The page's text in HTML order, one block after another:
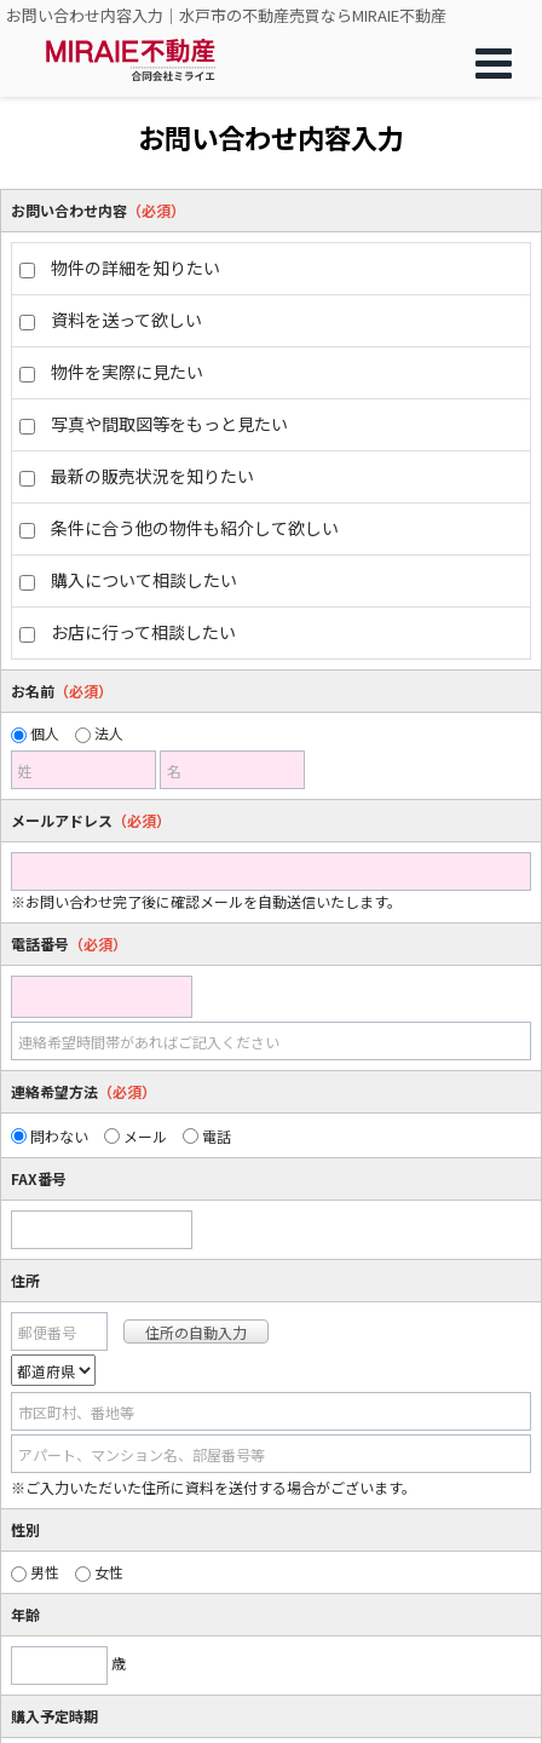
お問い合わせ内容入力｜水戸市の不動産売買ならMIRAIE不動産
お問い合わせ内容入力
お問い合わせ内容 （必須）
物件の詳細を知りたい
資料を送って欲しい
物件を実際に見たい
写真や間取図等をもっと見たい
最新の販売状況を知りたい
条件に合う他の物件も紹介して欲しい
購入について相談したい
お店に行って相談したい
お名前 （必須）
個人
法人
姓
名
メールアドレス （必須）
※お問い合わせ完了後に確認メールを自動送信いたします。
電話番号 （必須）
連絡希望時間帯があればご記入ください
連絡希望方法 （必須）
問わない メール 電話
FAX番号
住所
郵便番号
市区町村、番地等
アパート、マンション名、部屋番号等
※ご入力いただいた住所に資料を送付する場合がございます。
性別
男性 女性
年齢
歳
購入予定時期